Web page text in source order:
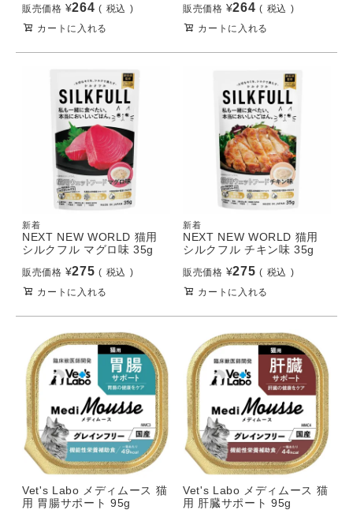
販売価格 ¥264
税込
カートに入れる
販売価格 ¥264
税込
カートに入れる
新着
NEXT NEW WORLD 猫用
シルクフル マグロ味 35g
販売価格 ¥275
税込
カートに入れる
新着
NEXT NEW WORLD 猫用
シルクフル チキン味 35g
販売価格 ¥275
税込
カートに入れる
Vet's Labo メディムース 猫
用 胃腸サポート 95g
Vet's Labo メディムース 猫
用 肝臓サポート 95g